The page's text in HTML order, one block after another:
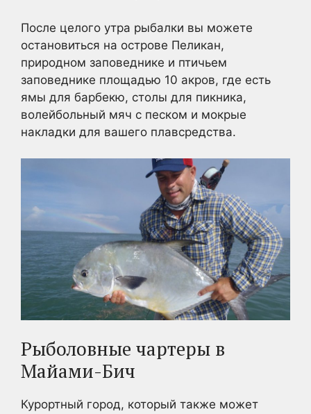
После целого утра рыбалки вы можете
остановиться на острове Пеликан,
природном заповеднике и птичьем
заповеднике площадью 10 акров, где есть
ямы для барбекю, столы для пикника,
волейбольный мяч с песком и мокрые
накладки для вашего плавсредства.
Рыболовные чартеры в
Майами-Бич
Курортный город, который также может